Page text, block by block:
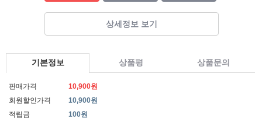
상세정보 보기
기본정보 상품평 상품문의
판매가격
10,900원
회원할인가격
10,900원
적립금
100원